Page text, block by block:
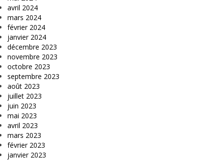
avril 2024
mars 2024
février 2024
janvier 2024
décembre 2023
novembre 2023
octobre 2023
septembre 2023
août 2023
juillet 2023
juin 2023
mai 2023
avril 2023
mars 2023
février 2023
janvier 2023